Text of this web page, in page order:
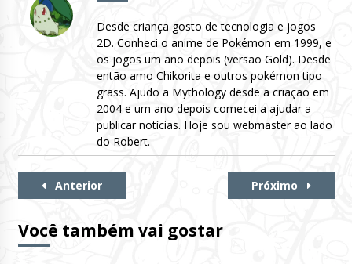
Desde criança gosto de tecnologia e jogos
2D. Conheci o anime de Pokémon em 1999, e
os jogos um ano depois (versão Gold). Desde
então amo Chikorita e outros pokémon tipo
grass. Ajudo a Mythology desde a criação em
2004 e um ano depois comecei a ajudar a
publicar notícias. Hoje sou webmaster ao lado
do Robert.
Continue
Anterior Próximo
Você também vai gostar